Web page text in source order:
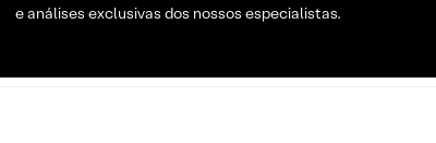
e análises exclusivas dos nossos especialistas.